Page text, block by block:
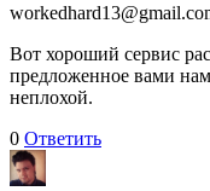
Вот хороший сервис
предложенное вами
неплохой.
0 Ответить